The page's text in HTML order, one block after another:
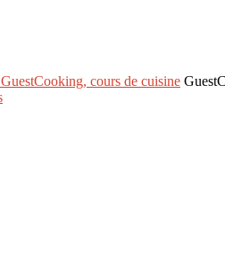
GuestCooking, cours de cuisine